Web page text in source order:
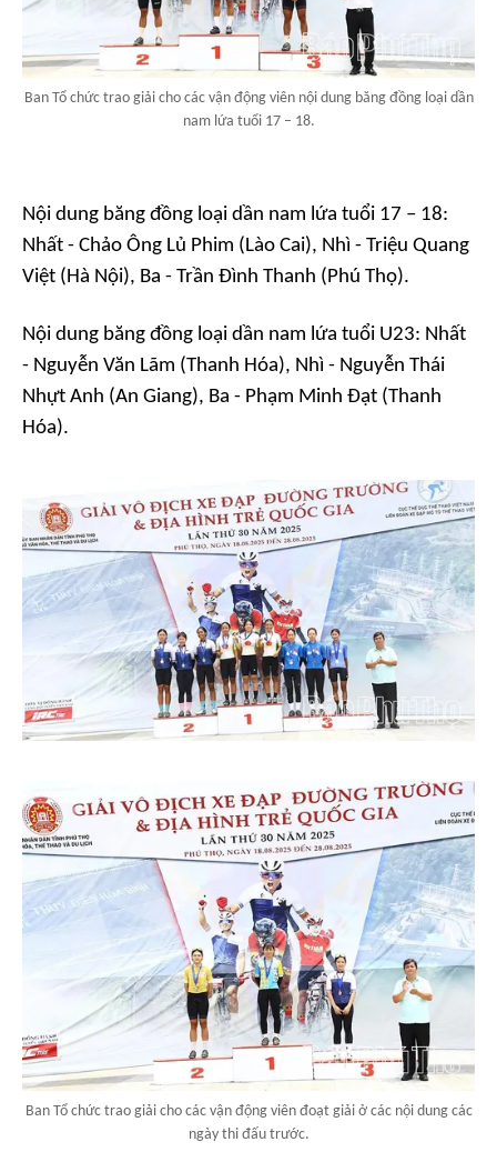
Ban Tổ chức trao giải cho các vận động viên nội dung băng đồng loại dần
nam lứa tuổi 17 – 18.
Nội dung băng đồng loại dần nam lứa tuổi 17 – 18:
Nhất - Chảo Ông Lủ Phim (Lào Cai), Nhì - Triệu Quang
Việt (Hà Nội), Ba - Trần Đình Thanh (Phú Thọ).
Nội dung băng đồng loại dần nam lứa tuổi U23: Nhất
- Nguyễn Văn Lãm (Thanh Hóa), Nhì - Nguyễn Thái
Nhựt Anh (An Giang), Ba - Phạm Minh Đạt (Thanh
Hóa).
Ban Tổ chức trao giải cho các vận động viên đoạt giải ở các nội dung các
ngày thi đấu trước.